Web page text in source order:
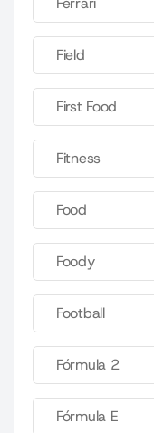
Field
First Food
Fitness
Food
Foody
Football
Fórmula 2
Fórmula E